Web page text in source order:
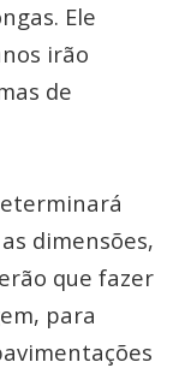
Ele
irão
de
dimensões,
que fazer
para